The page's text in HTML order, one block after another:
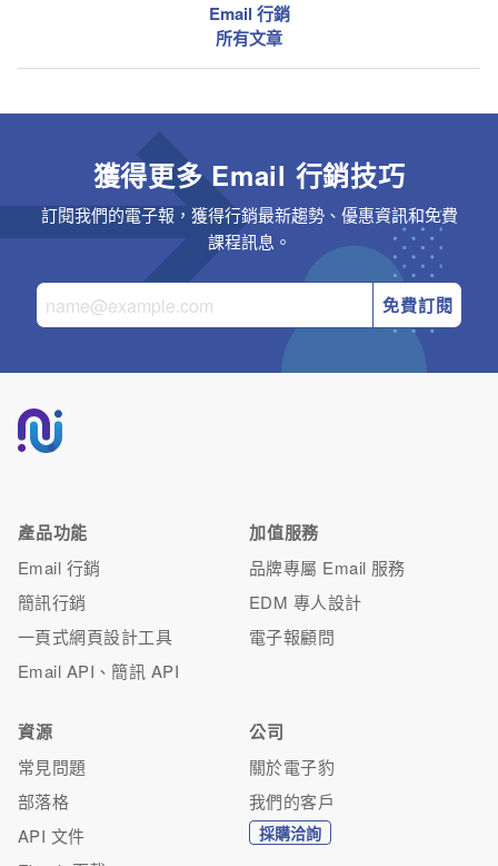
Email 行銷
所有文章
獲得更多 Email 行銷技巧
訂閱我們的電子報，獲得行銷最新趨勢、優惠資訊和免費
課程訊息。
免費訂閱
產品功能
Email 行銷
簡訊行銷
一頁式網頁設計工具
Email API、簡訊 API
加值服務
品牌專屬 Email 服務
EDM 專人設計
電子報顧問
資源
常見問題
部落格
API 文件
公司
關於電子豹
我們的客戶
採購洽詢